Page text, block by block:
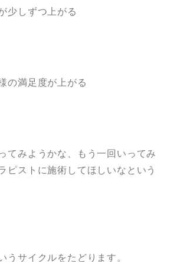
少しずつ上がる
の満足度が上がる
てみようかな、もう一回いってみ
ピストに施術してほしいなという
うサイクルをたどります。